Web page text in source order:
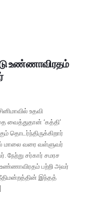
உண்ணாவிரதம்
உதவி
வைத்துதான் ‘கத்தி’
தொடர்ந்திருக்கிறார்
மாலை வரை வள்ளுவர்
சர்கார் சமரச
பற்றி அவர்
இந்தத்